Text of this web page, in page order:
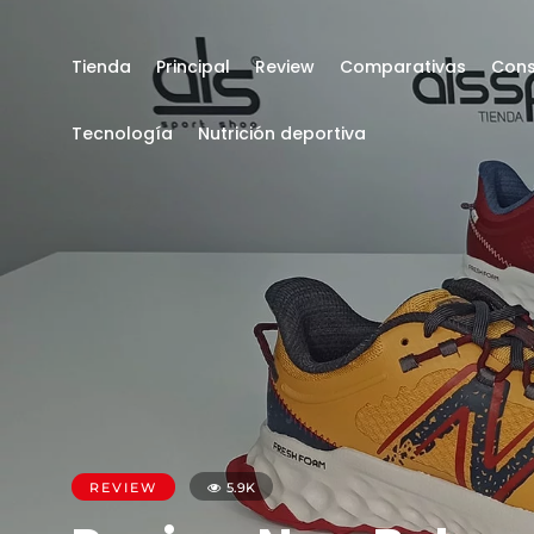
Tienda Principal Review Comparativas
Tecnología Nutrición deportiva
REVIEW 5.9K